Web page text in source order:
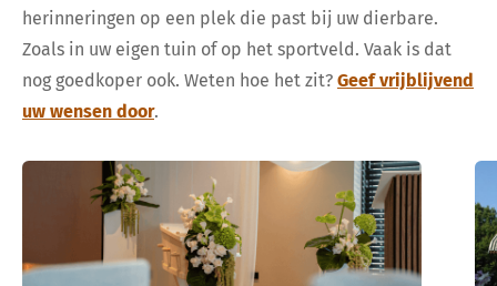
herinneringen op een plek die past bij uw dierbare.
Zoals in uw eigen tuin of op het sportveld. Vaak is dat
nog goedkoper ook. Weten hoe het zit? Geef vrijblijvend
uw wensen door.